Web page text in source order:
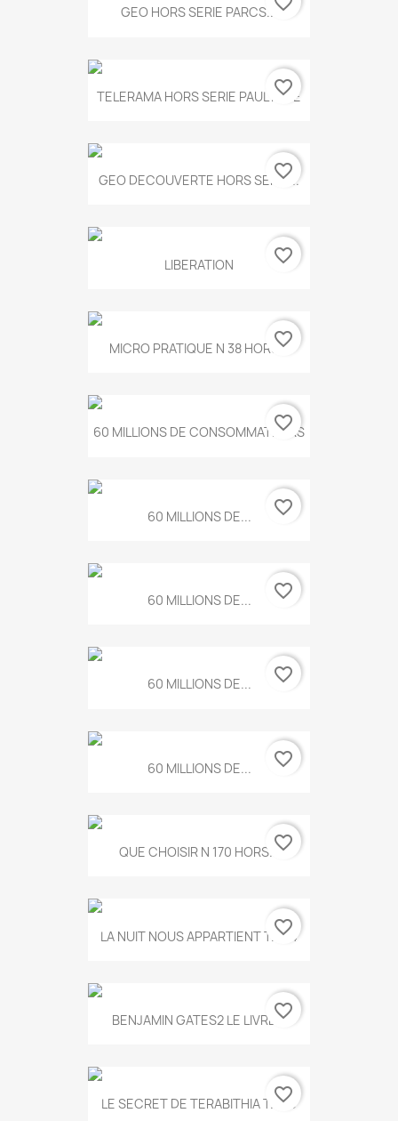
GEO HORS SERIE PARCS...
TELERAMA HORS SERIE PAUL KLEE
favorite_border
GEO DECOUVERTE HORS SERIE...
favorite_border
LIBERATION favorite_border
MICRO PRATIQUE N 38 HORS...
favorite_border
60 MILLIONS DE CONSOMMATEURS
favorite_border
60 MILLIONS DE... favorite_border
60 MILLIONS DE... favorite_border
60 MILLIONS DE... favorite_border
60 MILLIONS DE... favorite_border
QUE CHOISIR N 170 HORS...favorite_border
LA NUIT NOUS APPARTIENT T.634
favorite_border
BENJAMIN GATES2 LE LIVRE...
favorite_border
LE SECRET DE TERABITHIA T.560
favorite_border